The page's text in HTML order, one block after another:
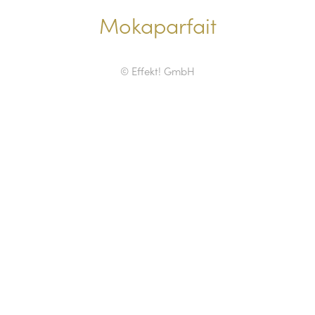
Mokaparfait
© Effekt! GmbH